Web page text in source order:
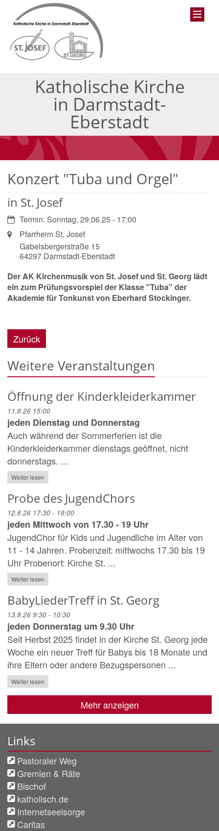
Katholische Kirche
in Darmstadt-
Eberstadt
Konzert "Tuba und Orgel"
in St. Josef
Datum:Termin: Sonntag, 29.06.25 - 17:00
Ort: Pfarrheim St. Josef
Gabelsbergerstraße 15
64297 Darmstadt-Eberstadt
Der AK Kirchenmusik von St. Josef und St. Georg lädt
ein zum Prüfungsvorspiel der Klasse "Tuba" der
Akademie für Tonkunst von Eberhard Stockinger.
Zurück
Weitere Veranstaltungen
Öffnung der Kinderkleiderkammer
11.8.26 15:00
jeden Dienstag und Donnerstag
Auch während der Sommerferien ist die
Kinderkleiderkammer dienstags geöffnet, nicht
donnerstags. ...
Weiter lesen
Probe des JugendChors
12.8.26 17:30 - 19:00
jeden Mittwoch von 17.30 - 19 Uhr
JugendChor für Kids und Jugendliche im Alter von
11 - 14 Jahren. Probenzeit: mittwochs 17.30 bis 19
Uhr Probenort: Kirche St. ...
Weiter lesen
BabyLiederTreff in St. Georg
13.8.26 9:30 - 10:30
jeden Donnerstag um 9.30 Uhr
Seit Herbst 2025 findet in der Kirche St. Georg jede
Woche ein neuer Treff für Babys bis 18 Monate und
ihre Eltern oder andere Bezugspersonen ...
Weiter lesen
Mehr anzeigen
Links
Pastoraler Weg
Gremien & Räte
Bischof
katholisch.de
Internetseelsorge
Caritas